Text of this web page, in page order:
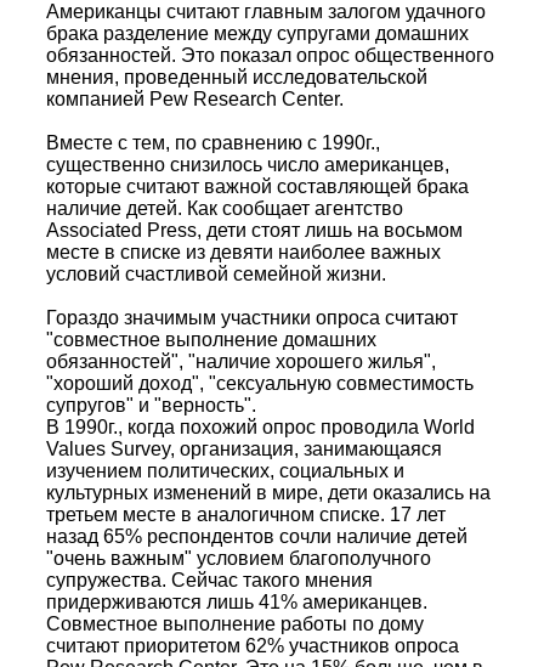
Американцы считают главным залогом удачного
брака разделение между супругами домашних
обязанностей. Это показал опрос общественного
мнения, проведенный исследовательской
компанией Pew Research Center.
Вместе с тем, по сравнению с 1990г.,
существенно снизилось число американцев,
которые считают важной составляющей брака
наличие детей. Как сообщает агентство
Associated Press, дети стоят лишь на восьмом
месте в списке из девяти наиболее важных
условий счастливой семейной жизни.
Гораздо значимым участники опроса считают
"совместное выполнение домашних
обязанностей", "наличие хорошего жилья",
"хороший доход", "сексуальную совместимость
супругов" и "верность".
В 1990г., когда похожий опрос проводила World
Values Survey, организация, занимающаяся
изучением политических, социальных и
культурных изменений в мире, дети оказались на
третьем месте в аналогичном списке. 17 лет
назад 65% респондентов сочли наличие детей
"очень важным" условием благополучного
супружества. Сейчас такого мнения
придерживаются лишь 41% американцев.
Совместное выполнение работы по дому
считают приоритетом 62% участников опроса